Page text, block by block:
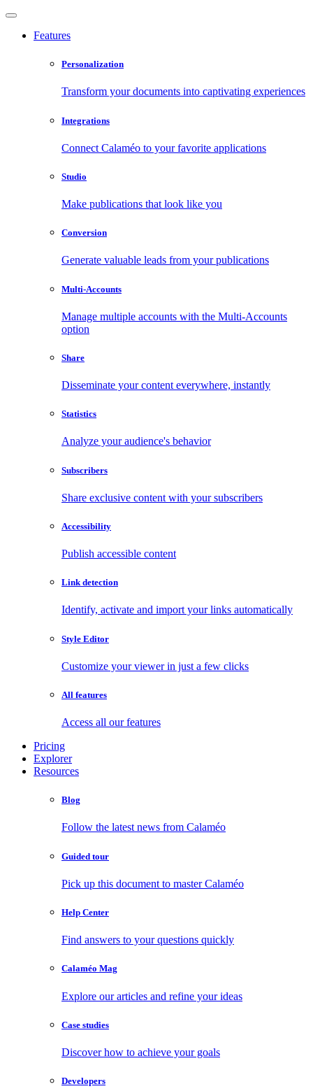
Features
Personalization
Transform your documents into captivating experiences
Integrations
Connect Calaméo to your favorite applications
Studio
Make publications that look like you
Conversion
Generate valuable leads from your publications
Multi-Accounts
Manage multiple accounts with the Multi-Accounts
option
Share
Disseminate your content everywhere, instantly
Statistics
Analyze your audience's behavior
Subscribers
Share exclusive content with your subscribers
Accessibility
Publish accessible content
Link detection
Identify, activate and import your links automatically
Style Editor
Customize your viewer in just a few clicks
All features
Access all our features
Pricing
Explorer
Resources
Blog
Follow the latest news from Calaméo
Guided tour
Pick up this document to master Calaméo
Help Center
Find answers to your questions quickly
Calaméo Mag
Explore our articles and refine your ideas
Case studies
Discover how to achieve your goals
Developers